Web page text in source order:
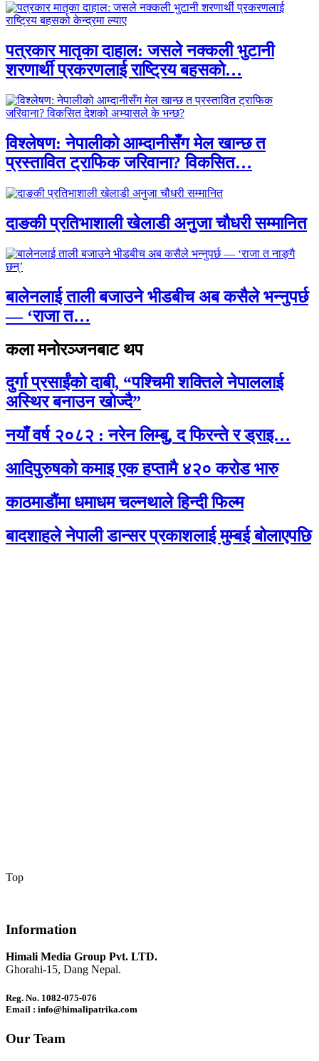
पत्रकार मातृका दाहाल: जसले नक्कली भुटानी
शरणार्थी प्रकरणलाई राष्ट्रिय बहसको…
विश्लेषण: नेपालीको आम्दानीसँग मेल खान्छ त
प्रस्तावित ट्राफिक जरिवाना? विकसित…
दाङकी प्रतिभाशाली खेलाडी अनुजा चौधरी सम्मानित
बालेनलाई ताली बजाउने भीडबीच अब कसैले भन्नुपर्छ
— ‘राजा त…
कला मनोरञ्जनबाट थप
दुर्गा प्रसाईंको दाबी, “पश्चिमी शक्तिले नेपाललाई
अस्थिर बनाउन खोज्दै”
नयाँ वर्ष २०८२ : नरेन लिम्बु, द फिरन्ते र ड्राइ…
आदिपुरुषको कमाइ एक हप्तामै ४२० करोड भारु
काठमाडौंमा धमाधम चल्नथाले हिन्दी फिल्म
बादशाहले नेपाली डान्सर प्रकाशलाई मुम्बई बोलाएपछि
Top
Information
Himali Media Group Pvt. LTD.
Ghorahi-15, Dang Nepal.
Reg. No. 1082-075-076
Email : info@himalipatrika.com
Our Team